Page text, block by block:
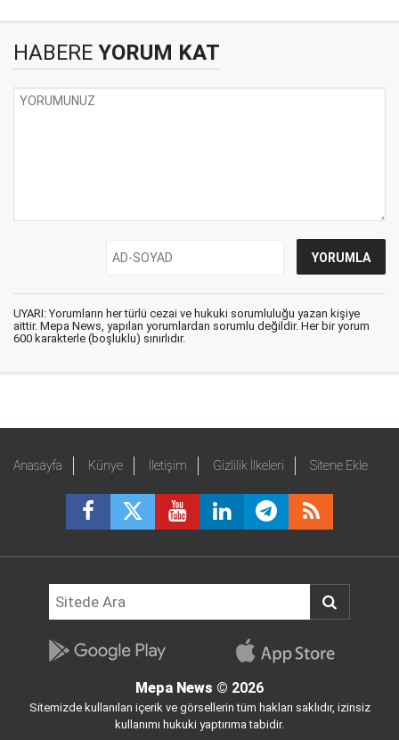
HABERE YORUM KAT
UYARI: Yorumların her türlü cezai ve hukuki sorumluluğu yazan kişiye
aittir. Mepa News, yapılan yorumlardan sorumlu değildir. Her bir yorum
600 karakterle (boşluklu) sınırlıdır.
Anasayfa Künye İletişim Gizlilik İlkeleri Sitene Ekle
Mepa News © 2026
Sitemizde kullanılan içerik ve görsellerin tüm hakları saklıdır, izinsiz
kullanımı hukuki yaptırıma tabidir.